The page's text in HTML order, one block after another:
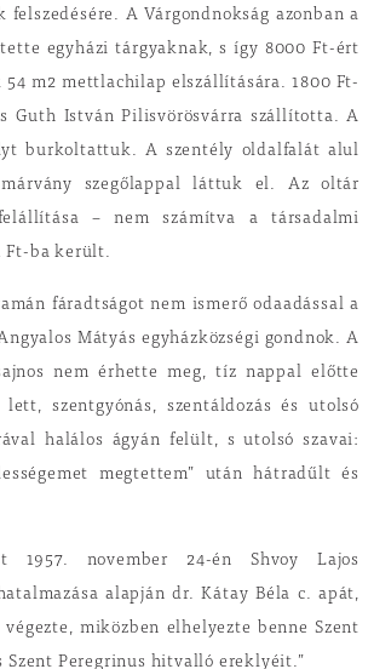
felszedésére. A Várgondnokság azonban a
egyházi tárgyaknak, s így 8000 Ft-ért
m2 mettlachilap elszállítására. 1800 Ft-
Guth István Pilisvörösvárra szállította. A
burkoltattuk. A szentély oldalfalát alul
szegőlappal láttuk el. Az oltár
– nem számítva a társadalmi
Ft-ba került.
fáradtságot nem ismerő odaadással a
Mátyás egyházközségi gondnok. A
nem érhette meg, tíz nappal előtte
szentgyónás, szentáldozás és utolsó
halálos ágyán felült, s utolsó szavai:
megtettem” után hátradűlt és
1957. november 24-én Shvoy Lajos
alapján dr. Kátay Béla c. apát,
miközben elhelyezte benne Szent
Szent Peregrinus hitvalló ereklyéit.”